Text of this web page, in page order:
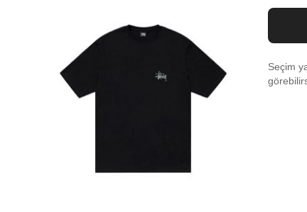
Size
Size
Seçim